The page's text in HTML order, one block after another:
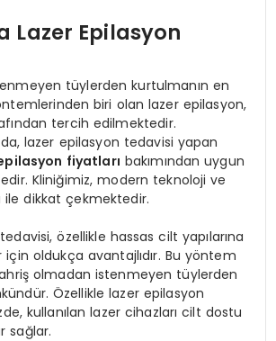
Lazer Epilasyon
tüylerden kurtulmanın en
biri olan lazer epilasyon,
tercih edilmektedir.
lazer epilasyon tedavisi yapan
fiyatları bakımından uygun
Kliniğimiz, modern teknoloji ve
ile dikkat çekmektedir.
özellikle hassas cilt yapılarına
için oldukça avantajlıdır. Bu yöntem
olmadan istenmeyen tüylerden
Özellikle lazer epilasyon
kullanılan lazer cihazları cilt dostu
sağlar.